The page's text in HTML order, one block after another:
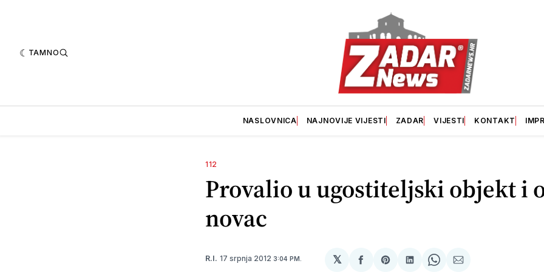
TAMNO
NASLOVNICA NAJNOVIJE VIJESTI ZADAR VIJESTI KONTAKT
112
Provalio u ugostiteljski objekt i
novac
R.I. 17 srpnja 2012 3:04 PM. 𝕏
podijeliSharepodijeliSharepodijeli